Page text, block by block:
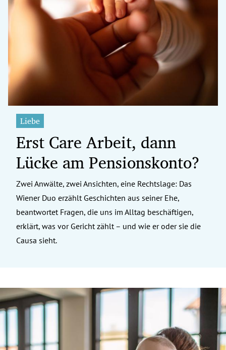
Liebe
Erst Care Arbeit, dann
Lücke am Pensionskonto?
Zwei Anwälte, zwei Ansichten, eine Rechtslage: Das
Wiener Duo erzählt Geschichten aus seiner Ehe,
beantwortet Fragen, die uns im Alltag beschäftigen,
erklärt, was vor Gericht zählt – und wie er oder sie die
Causa sieht.